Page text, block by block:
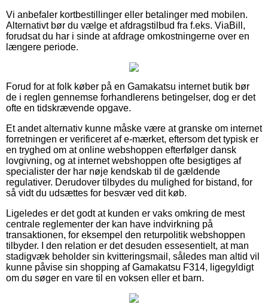
Vi anbefaler kortbestillinger eller betalinger med mobilen.
Alternativt bør du vælge et afdragstilbud fra f.eks. ViaBill,
forudsat du har i sinde at afdrage omkostningerne over en
længere periode.
Forud for at folk køber på en Gamakatsu internet butik bør
de i reglen gennemse forhandlerens betingelser, dog er det
ofte en tidskrævende opgave.
Et andet alternativ kunne måske være at granske om internet
forretningen er verificeret af e-mærket, eftersom det typisk er
en tryghed om at online webshoppen efterfølger dansk
lovgivning, og at internet webshoppen ofte besigtiges af
specialister der har nøje kendskab til de gældende
regulativer. Derudover tilbydes du mulighed for bistand, for
så vidt du udsættes for besvær ved dit køb.
Ligeledes er det godt at kunden er vaks omkring de mest
centrale reglementer der kan have indvirkning på
transaktionen, for eksempel den returpolitik webshoppen
tilbyder. I den relation er det desuden essesentielt, at man
stadigvæk beholder sin kvitteringsmail, således man altid vil
kunne påvise sin shopping af Gamakatsu F314, ligegyldigt
om du søger en vare til en voksen eller et barn.